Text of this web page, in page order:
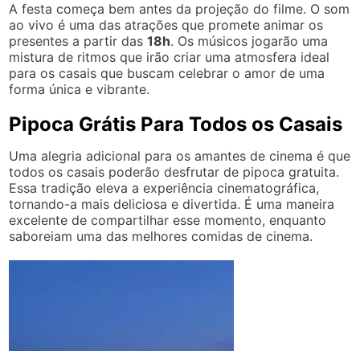
A festa começa bem antes da projeção do filme. O som
ao vivo é uma das atrações que promete animar os
presentes a partir das18h. Os músicos jogarão uma
mistura de ritmos que irão criar uma atmosfera ideal
para os casais que buscam celebrar o amor de uma
forma única e vibrante.
Pipoca Grátis Para Todos os Casais
Uma alegria adicional para os amantes de cinema é que
todos os casais poderão desfrutar de pipoca gratuita.
Essa tradição eleva a experiência cinematográfica,
tornando-a mais deliciosa e divertida. É uma maneira
excelente de compartilhar esse momento, enquanto
saboreiam uma das melhores comidas de cinema.